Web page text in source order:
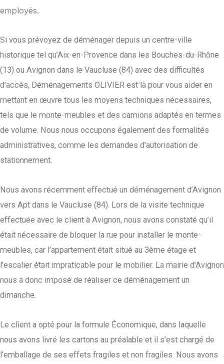
employés.
Si vous prévoyez de déménager depuis un centre-ville
historique tel qu’Aix-en-Provence dans les Bouches-du-Rhône
(13) ou Avignon dans le Vaucluse (84) avec des difficultés
d’accès, Déménagements OLIVIER est là pour vous aider en
mettant en œuvre tous les moyens techniques nécessaires,
tels que le monte-meubles et des camions adaptés en termes
de volume. Nous nous occupons également des formalités
administratives, comme les demandes d’autorisation de
stationnement.
Nous avons récemment effectué un déménagement d’Avignon
vers Apt dans le Vaucluse (84). Lors de la visite technique
effectuée avec le client à Avignon, nous avons constaté qu’il
était nécessaire de bloquer la rue pour installer le monte-
meubles, car l’appartement était situé au 3ème étage et
l’escalier était impraticable pour le mobilier. La mairie d’Avignon
nous a donc imposé de réaliser ce déménagement un
dimanche.
Le client a opté pour la formule Économique, dans laquelle
nous avons livré les cartons au préalable et il s’est chargé de
l’emballage de ses effets fragiles et non fragiles. Nous avons